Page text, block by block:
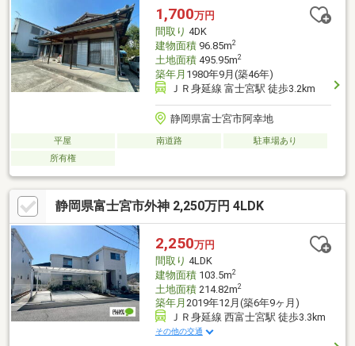
ない方、勤続年数短い方、自営業の方住宅ローンにご不安のある
方、お気軽にご相談ください◇◇1,700万円
間取り 4DK
建物面積96.85m2
土地面積495.95m2
築年月 1980年9月(築46年)
ＪＲ身延線 富士宮駅 徒歩3.2km
静岡県富士宮市阿幸地
平屋 南道路
駐車場あり
所有権
静岡県富士宮市外神 2,250万円 4LDK
2,250万円
間取り 4LDK
建物面積103.5m2
土地面積214.82m2
築年月 2019年12月(築6年9ヶ月)
ＪＲ身延線 西富士宮駅 徒歩3.3km
その他の交通